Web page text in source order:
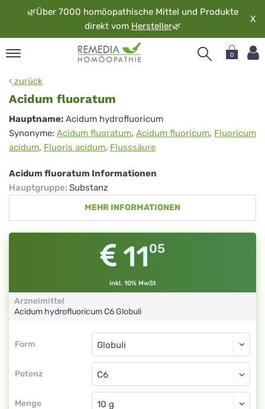
🌿Über 7000 homöopathische Mittel und Produkte
direkt vom Hersteller🌿
X
0
zurück
Acidum fluoratum
Acidum
fluoratum
Hauptname: Acidum hydrofluoricum
Synonyme: Acidum fluoratum, Acidum fluoricum, Fluoricum
acidum, Fluoris acidum, Flusssäure
Acidum fluoratum Informationen
Hauptgruppe: Substanz
MEHR INFORMATIONEN
1105
inkl. 10% MwSt
Arzneimittel
Acidum hydrofluoricumC6Globuli
Form
Form
Potenz
Globuli
C6
Menge
Globuli